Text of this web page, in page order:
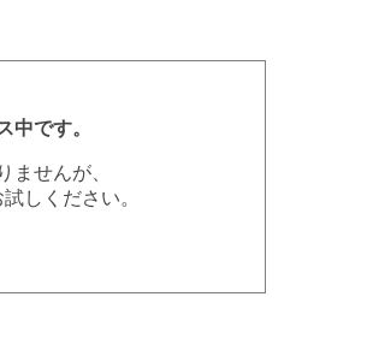
中です。
ませんが、
しください。